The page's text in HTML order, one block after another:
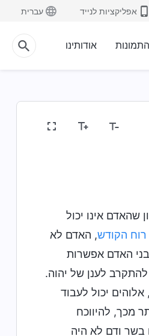
אפליקציות לנייד עברית
אודותינו
שהאדם אינו יכול
רוח הקודש, האדם לא
האדם אפשרות
לענן של יהוה.
יכול לעבוד
מכך, להיווכח
בשר ודם לא היה